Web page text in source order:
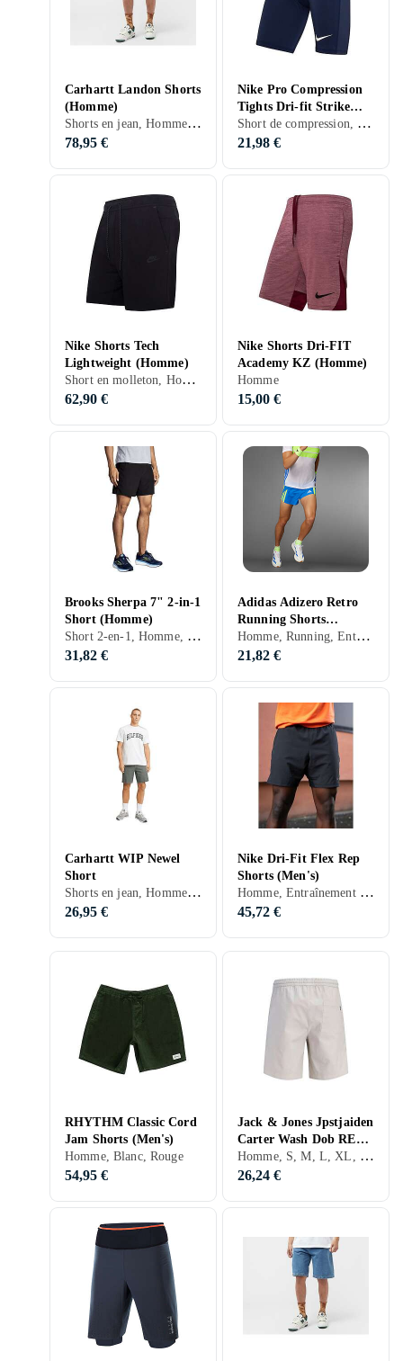
Carhartt Landon Shorts
(Homme)
Shorts en jean, Homme, S, M, L, XL, XS, Noir, Gris, Marron, Bleu, Beige, Violet
78,95 €
Nike Pro Compression
Tights Dri-fit Strike
(Homme)
Short de compression, Homme, S, M, L, XL, Blanc, Bleu
21,98 €
Nike Shorts Tech
Lightweight (Homme)
Short en molleton, Homme, S, M, XL, XXL, XS, Noir, Beige
62,90 €
Nike Shorts Dri-FIT
Academy KZ (Homme)
Homme
15,00 €
Brooks Sherpa 7" 2-in-1
Short (Homme)
Short 2-en-1, Homme, Running, S, M, L, XL, XXL, XS, Noir, Bleu, Orange
31,82 €
Adidas Adizero Retro
Running Shorts
(Homme)
Homme, Running, Entraînement & Fitness, S, L, XL, Noir, Rouge
21,82 €
Carhartt WIP Newel
Short
Shorts en jean, Homme, S, M, L, XL, XXL, XS, Noir, Blanc, Argent, Gris, Marron, Bleu, Vert, Beige, Rose
26,95 €
Nike Dri-Fit Flex Rep
Shorts (Men's)
Homme, Entraînement & Fitness, S, M, L, XL, XXL, XS, XXS, Noir, Blanc, Gris, Bleu
45,72 €
RHYTHM Classic Cord
Jam Shorts (Men's)
Homme, Blanc, Rouge
54,95 €
Jack & Jones Jpstjaiden
Carter Wash Dob REG
SN Short (Homme)
Homme, S, M, L, XL, XXL, XS, Blanc, Gris, Bleu, Vert
26,24 €